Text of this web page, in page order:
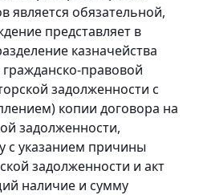
является обязательной,
представляет в
казначейства
правовой
задолженности с
копии договора на
задолженности,
с указанием причины
задолженности и акт
наличие и сумму